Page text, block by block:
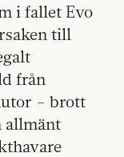
i fallet Evo
till
från
– brott
allmänt